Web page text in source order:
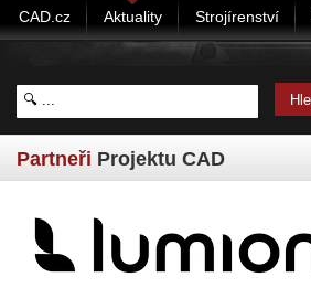
CAD.cz Aktuality Strojírenství
Partneři Projektu CAD